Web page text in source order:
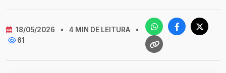
18/05/2026 • 4 MIN DE LEITURA
•
61